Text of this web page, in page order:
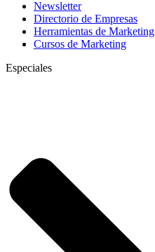
Newsletter
Directorio de Empresas
Herramientas de Marketing
Cursos de Marketing
Especiales